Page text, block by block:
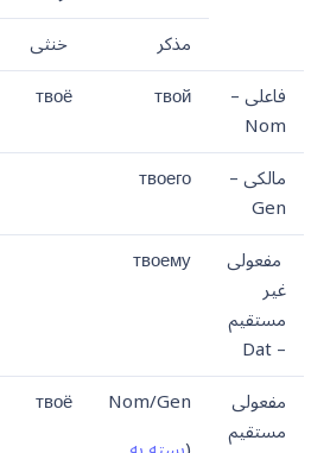
مذکر
خنثی
فاعلی –
Nom
твой
твоё
مالکی –
Gen
твоего
مفعولی
غیر
مستقیم
– Dat
твоему
مفعولی
مستقیم
Nom/Gen
твоё